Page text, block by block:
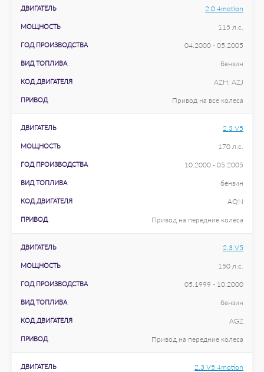
ДВИГАТЕЛЬ 2.0 4motion
МОЩНОСТЬ 115 л.с.
ГОД ПРОИЗВОДСТВА 04.2000 - 05.2005
ВИД ТОПЛИВА бензин
КОД ДВИГАТЕЛЯ AZH; AZJ
ПРИВОД Привод на все колеса
ДВИГАТЕЛЬ 2.3 V5
МОЩНОСТЬ 170 л.с.
ГОД ПРОИЗВОДСТВА 10.2000 - 05.2005
ВИД ТОПЛИВА бензин
КОД ДВИГАТЕЛЯ AQN
ПРИВОД Привод на передние колеса
ДВИГАТЕЛЬ 2.3 V5
МОЩНОСТЬ 150 л.с.
ГОД ПРОИЗВОДСТВА 05.1999 - 10.2000
ВИД ТОПЛИВА бензин
КОД ДВИГАТЕЛЯ AGZ
ПРИВОД Привод на передние колеса
ДВИГАТЕЛЬ 2.3 V5 4motion